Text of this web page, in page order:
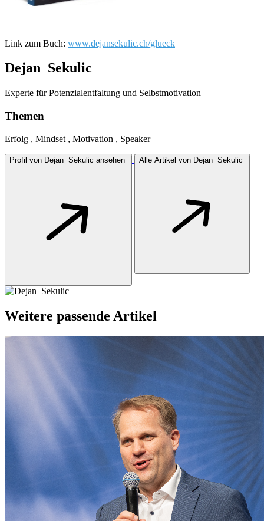
Link zum Buch: www.dejansekulic.ch/glueck
Dejan ‎ Sekulic
Experte für Potenzialentfaltung und Selbstmotivation
Themen
Erfolg , Mindset , Motivation , Speaker
Profil von Dejan ‎ Sekulic ansehen Alle Artikel von Dejan ‎ Sekulic
Weitere passende Artikel